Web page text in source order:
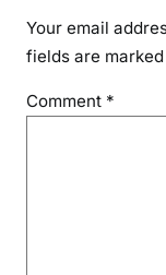
Your email
fields are marked
Comment *